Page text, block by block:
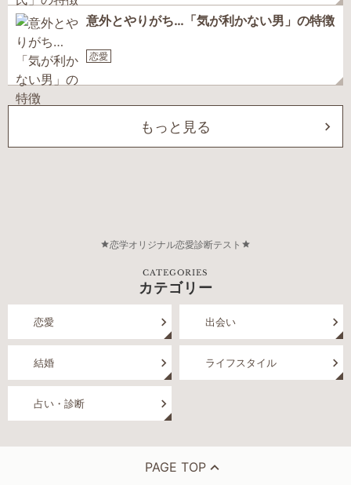
意外とやりがち…「気が利かない男」の特徴
恋愛
もっと見る
恋学オリジナル恋愛診断テスト
CATEGORIES
カテゴリー
恋愛 出会い
結婚 ライフスタイル
占い・診断
PAGE TOP